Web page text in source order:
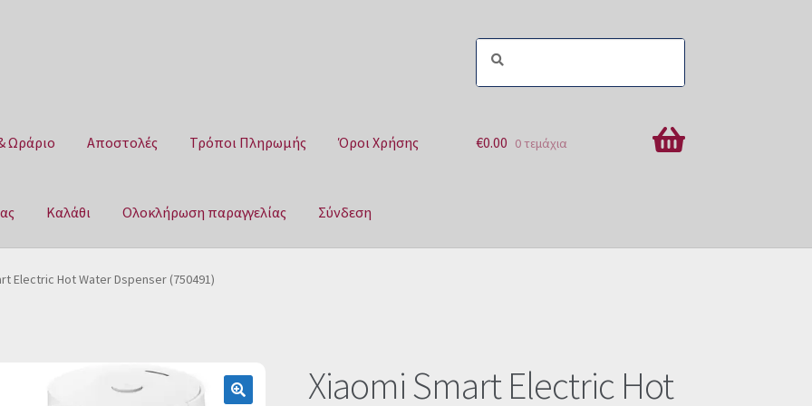
Ωράριο Αποστολές Τρόποι Πληρωμής Όροι Χρήσης
Καλάθι Ολοκλήρωση παραγγελίας Σύνδεση
Αποστολές Τρόποι Πληρωμής Όροι Χρήσης
€0.00 0 τεμάχια
Electric Hot Water Dspenser (750491)
Xiaomi Smart Electric Hot